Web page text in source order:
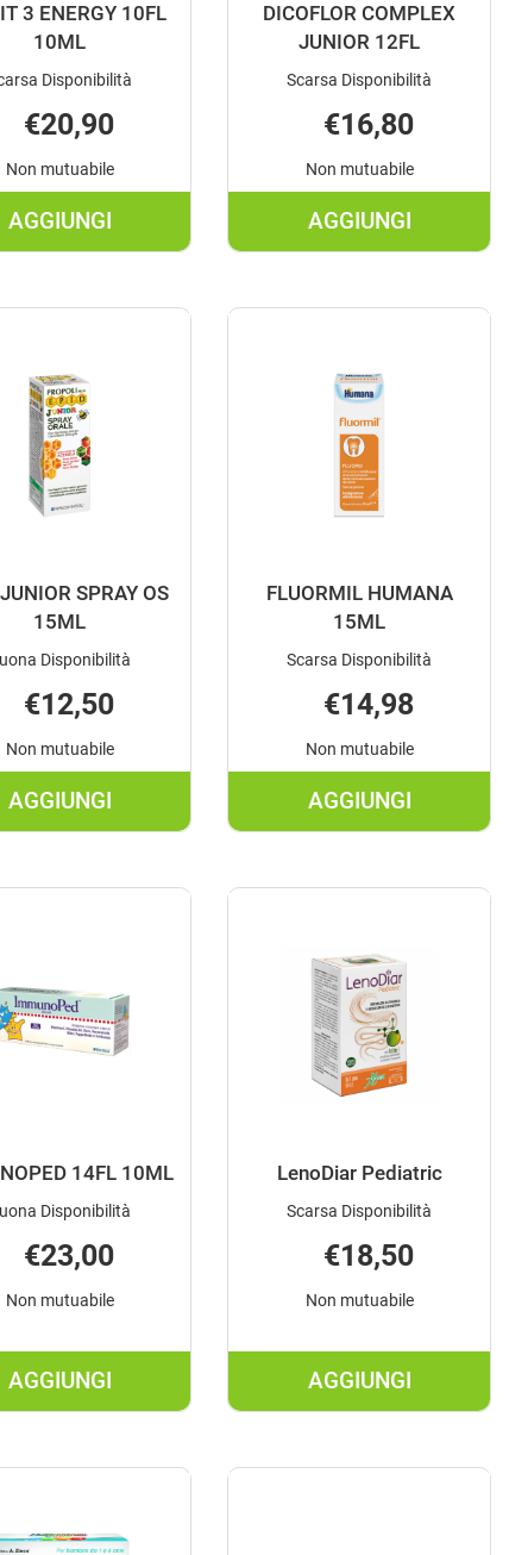
3 ENERGY 10FL
10ML
Disponibilità
€20,90
Non mutuabile
AGGIUNGI
AGGIUNGI BIOVIT
ENERGY
CARRELLO
DICOFLOR COMPLEX
JUNIOR 12FL
Scarsa Disponibilità
€16,80
Non mutuabile
AGGIUNGI
AGGIUNGI
JUNIOR
SPRAY OS
15ML
Disponibilità
€12,50
Non mutuabile
AGGIUNGI
AGGIUNGI EPID
SPRAY
FLUORMIL HUMANA
15ML
Scarsa Disponibilità
€14,98
Non mutuabile
AGGIUNGI
AGGIUNGI
15ML AL
14FL 10ML
Disponibilità
€23,00
Non mutuabile
AGGIUNGI
AGGIUNGI IMMUNOPED
10ML AL
LenoDiar Pediatric
Scarsa Disponibilità
€18,50
Non mutuabile
AGGIUNGI
AGGIUNGI
CARRELLO